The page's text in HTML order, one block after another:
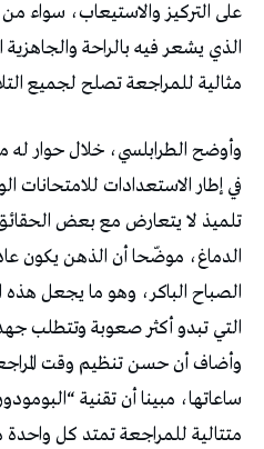
على التركيز والاستيعاب، سواء من
الذي يشعر فيه بالراحة
مثالية للمراجعة تصلح لجميع
وأوضح الطرابلسي، خلال حوار له
في إطار الاستعدادات
تلميذ لا يتعارض مع بعض الحقائق
الدماغ، موضّحا أن الذهن يكون
الصباح الباكر، وهو ما يجعل هذه
التي تبدو أكثر صعوبة وتتطلب
وأضاف أن حسن تنظيم وقت
ساعاتها، مبينا أن تقنية